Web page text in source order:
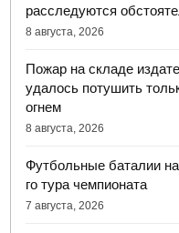
расследуются
8 августа, 2026
Пожар на складе
удалось потушить
огнем
8 августа, 2026
Футбольные баталии
го тура чемпионата
7 августа, 2026